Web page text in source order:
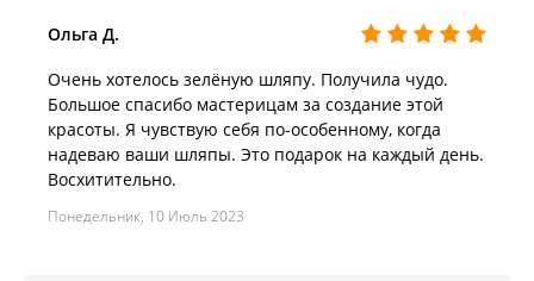
Ольга Д.
Очень хотелось зелёную шляпу. Получила чудо.
Большое спасибо мастерицам за создание этой
красоты. Я чувствую себя по-особенному, когда
надеваю ваши шляпы. Это подарок на каждый день.
Восхитительно.
Понедельник, 10 Июль 2023